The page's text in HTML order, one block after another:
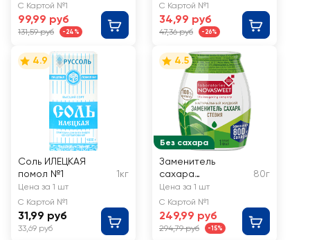
С Картой №1
99,99 руб
131,59 руб -24%
С Картой №1
34,99 руб
47,36 руб -26%
4.9
Соль ИЛЕЦКАЯ
помол №1
1кг
Цена за 1 шт
С Картой №1
31,99 руб
33,69 руб
Без сахара
4.5
Заменитель
сахара
NOVASWEET Nature
Стевия, жидкий
80г
Цена за 1 шт
С Картой №1
249,99 руб
294,79 руб -15%